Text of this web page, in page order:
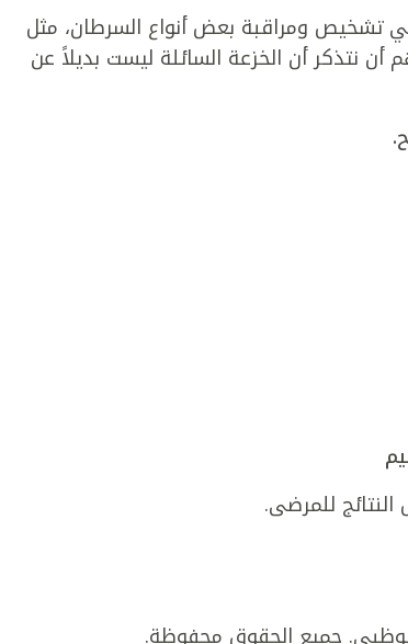
تشخيص ومراقبة بعض أنواع السرطان، مثل
نتذكر أن الخزعة السائلة ليست بديلاً عن
للمرضى.